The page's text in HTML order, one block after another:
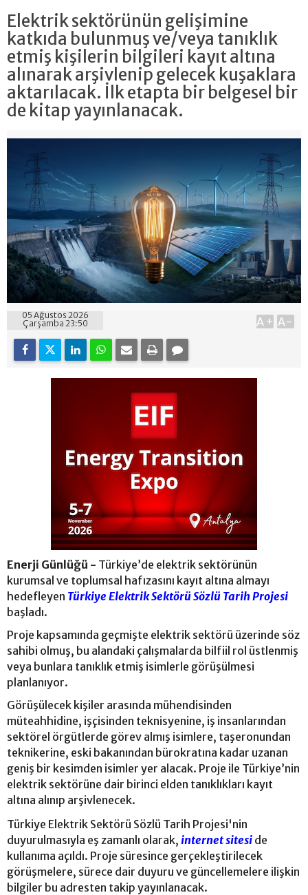
Elektrik sektörünün gelişimine
katkıda bulunmuş ve/veya tanıklık
etmiş kişilerin bilgileri kayıt altına
alınarak arşivlenip gelecek kuşaklara
aktarılacak. İlk etapta bir belgesel bir
de kitap yayınlanacak.
05 Ağustos 2026
Çarşamba 23:50
A+ A-
Enerji Günlüğü - Türkiye’de elektrik sektörünün
kurumsal ve toplumsal hafızasını kayıt altına almayı
hedefleyen Türkiye Elektrik Sektörü Sözlü Tarih Projesi
başladı.
Proje kapsamında geçmişte elektrik sektörü üzerinde söz
sahibi olmuş, bu alandaki çalışmalarda bilfiil rol üstlenmiş
veya bunlara tanıklık etmiş isimlerle görüşülmesi
planlanıyor.
Görüşülecek kişiler arasında mühendisinden
müteahhidine, işçisinden teknisyenine, iş insanlarından
sektörel örgütlerde görev almış isimlere, taşeronundan
teknikerine, eski bakanından bürokratına kadar uzanan
geniş bir kesimden isimler yer alacak. Proje ile Türkiye’nin
elektrik sektörüne dair birinci elden tanıklıkları kayıt
altına alınıp arşivlenecek.
Türkiye Elektrik Sektörü Sözlü Tarih Projesi'nin
duyurulmasıyla eş zamanlı olarak, internet sitesi de
kullanıma açıldı. Proje süresince gerçekleştirilecek
görüşmelere, sürece dair duyuru ve güncellemelere ilişkin
bilgiler bu adresten takip yayınlanacak.